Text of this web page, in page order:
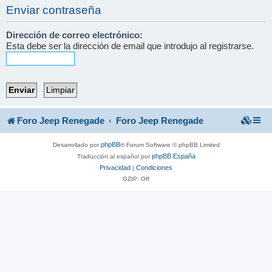
Enviar contraseña
Dirección de correo electrónico:
Esta debe ser la dirección de email que introdujo al registrarse.
Foro Jeep Renegade Foro Jeep Renegade
Desarrollado porphpBB® Forum Software © phpBB Limited
Traducción al español porphpBB España
Privacidad | Condiciones
GZIP: Off